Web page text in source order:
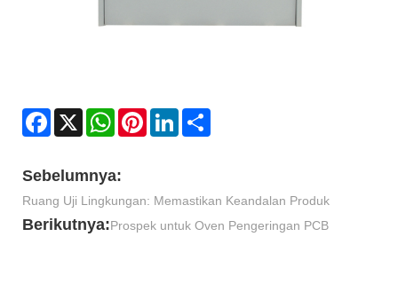
Facebook
X WhatsAppPinterestLinkedIn
Sebelumnya:
Ruang Uji Lingkungan: Memastikan Keandalan Produk
Berikutnya:Prospek untuk Oven Pengeringan PCB